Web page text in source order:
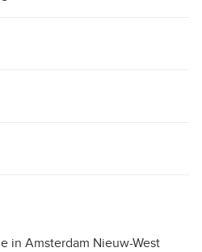
in Amsterdam Nieuw-West